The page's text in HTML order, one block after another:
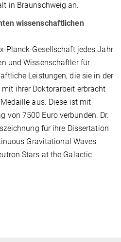
in Braunschweig an.
wissenschaftlichen
Planck-Gesellschaft jedes Jahr
und Wissenschaftler für
Leistungen, die sie in der
ihrer Doktorarbeit erbracht
aus. Diese ist mit
von 7500 Euro verbunden. Dr.
für ihre Dissertation
Gravitational Waves
Stars at the Galactic